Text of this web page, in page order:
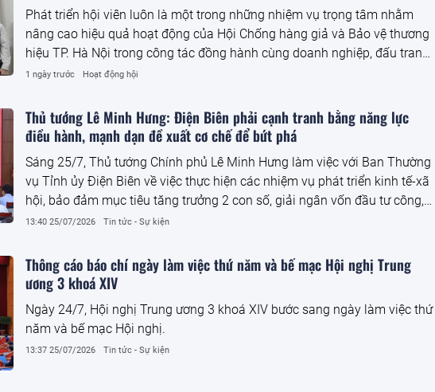
Phát triển hội viên luôn là một trong những nhiệm vụ trọng tâm nhằm
nâng cao hiệu quả hoạt động của Hội Chống hàng giả và Bảo vệ thương
hiệu TP. Hà Nội trong công tác đồng hành cùng doanh nghiệp, đấu tranh
phòng, chống hàng giả, hàng nhái và bảo vệ quyền sở hữu trí tuệ.
1 ngày trước Hoạt động hội
Thủ tướng Lê Minh Hưng: Điện Biên phải cạnh tranh bằng năng lực
điều hành, mạnh dạn đề xuất cơ chế để bứt phá
Sáng 25/7, Thủ tướng Chính phủ Lê Minh Hưng làm việc với Ban Thường
vụ Tỉnh ủy Điện Biên về việc thực hiện các nhiệm vụ phát triển kinh tế-xã
hội, bảo đảm mục tiêu tăng trưởng 2 con số, giải ngân vốn đầu tư công,
vận hành chính quyền địa phương 2 cấp, triển khai thực hiện Nghị quyết
Đảng, hệ thống chính trị và tháo gỡ khó khăn, vướng mắc của tỉnh.
13:40 25/07/2026 Tin tức - Sự kiện
Thông cáo báo chí ngày làm việc thứ năm và bế mạc Hội nghị Trung
ương 3 khoá XIV
Ngày 24/7, Hội nghị Trung ương 3 khoá XIV bước sang ngày làm việc thứ
năm và bế mạc Hội nghị.
13:37 25/07/2026 Tin tức - Sự kiện